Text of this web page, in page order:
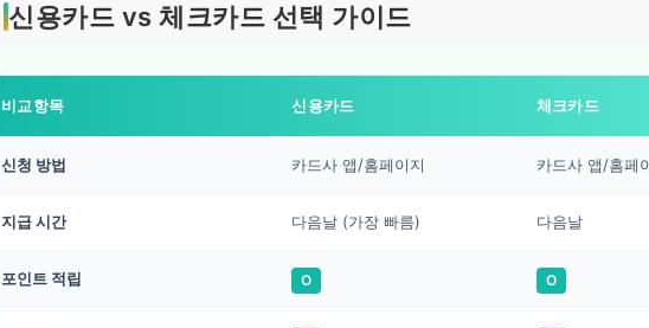
신용카드 vs 체크카드 선택 가이드
비교항목 신용카드 체크카드
신청 방법 카드사 앱/홈페이지 카드사 앱/홈페
지급 시간 다음날 (가장 빠름) 다음날
포인트 적립 O O